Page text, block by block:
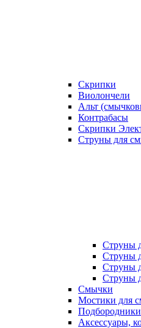
Скрипки
Виолончели
Альт
Контрабасы
Скрипки
Струны для
Струны
Струны
Струны
Струны
Смычки
Мостики для
Подбородники
Аксеcсуары,